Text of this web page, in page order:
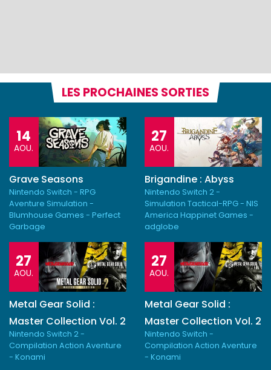
LES PROCHAINES SORTIES
14
AOU.
Grave Seasons
Nintendo Switch - RPG
Aventure Simulation -
Blumhouse Games - Perfect
Garbage
27
AOU.
Brigandine : Abyss
Nintendo Switch 2 -
Simulation Tactical-RPG - NIS
America Happinet Games -
adglobe
27
AOU.
Metal Gear Solid :
Master Collection Vol. 2
Nintendo Switch 2 -
Compilation Action Aventure
- Konami
27
AOU.
Metal Gear Solid :
Master Collection Vol. 2
Nintendo Switch -
Compilation Action Aventure
- Konami